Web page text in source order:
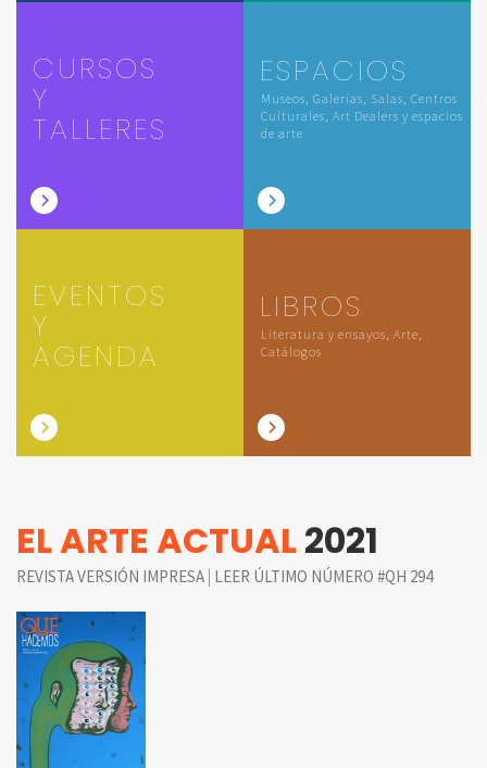
CURSOS
Y
TALLERES
ESPACIOS
Museos, Galerías, Salas, Centros
Culturales, Art Dealers y espacios
de arte
EVENTOS
Y
AGENDA
LIBROS
Literatura y ensayos, Arte,
Catálogos
EL ARTE ACTUAL2021
REVISTA VERSIÓN IMPRESA | LEER ÚLTIMO NÚMERO #QH 294